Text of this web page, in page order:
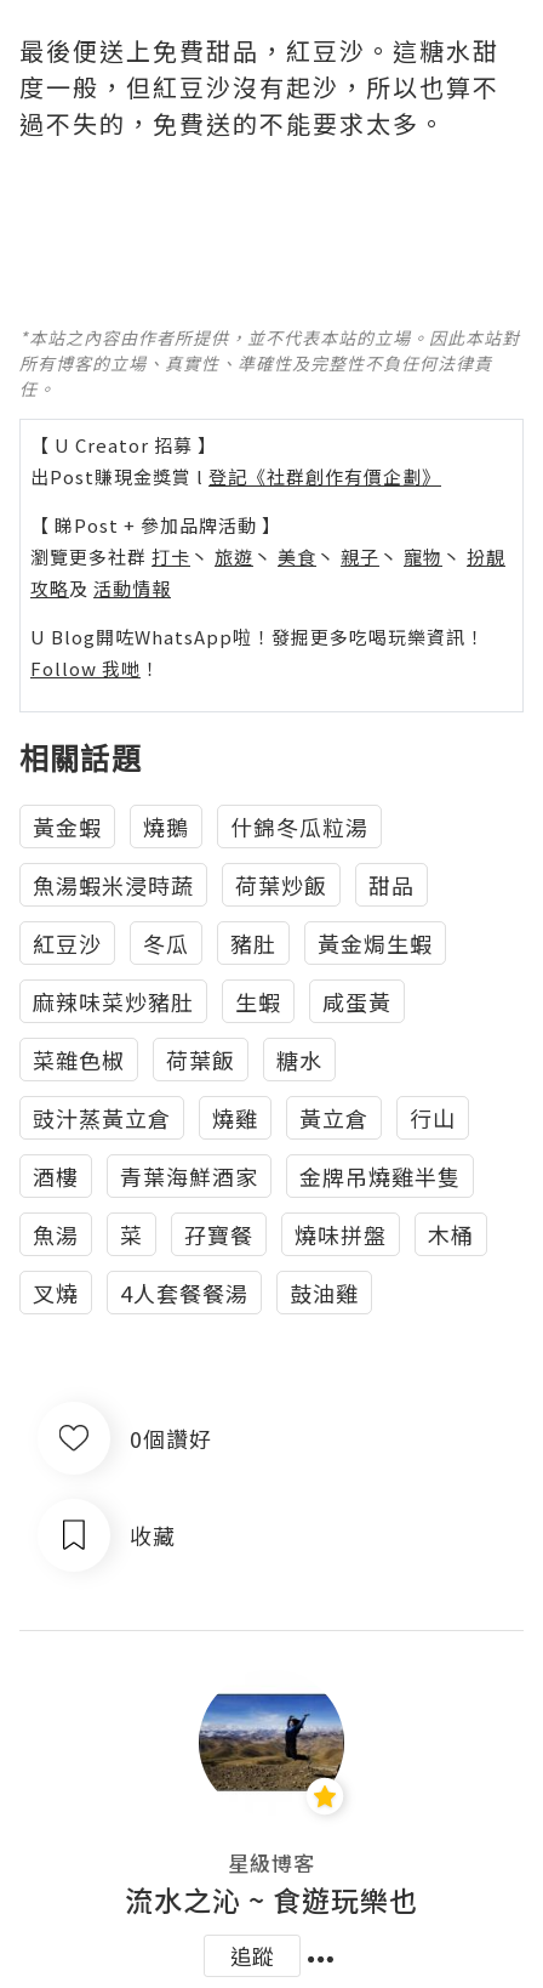
最後便送上免費甜品，紅豆沙。這糖水甜
度一般，但紅豆沙沒有起沙，所以也算不
過不失的，免費送的不能要求太多。
*本站之內容由作者所提供，並不代表本站的立場。因此本站對
所有博客的立場、真實性、準確性及完整性不負任何法律責
任。
【 U Creator 招募 】
出Post賺現金獎賞 l 登記《社群創作有價企劃》
【 睇Post + 參加品牌活動 】
瀏覽更多社群 打卡 丶 旅遊 丶 美食 丶 親子 丶 寵物 丶 扮靚
攻略及 活動情報
U Blog開咗WhatsApp啦！發掘更多吃喝玩樂資訊！
Follow 我哋 ！
相關話題
黃金蝦 燒鵝
什錦冬瓜粒湯
魚湯蝦米浸時蔬
荷葉炒飯
甜品
紅豆沙
冬瓜 豬肚
黃金焗生蝦
麻辣味菜炒豬肚
生蝦
咸蛋黃
菜雜色椒
荷葉飯
糖水
豉汁蒸黃立倉
燒雞 黃立倉
行山
酒樓
青葉海鮮酒家
金牌吊燒雞半隻
魚湯
菜 孖寶餐 燒味拼盤
木桶
叉燒
4人套餐餐湯 鼓油雞
0個讚好
收藏
星級博客
流水之沁 ~ 食遊玩樂也
追蹤